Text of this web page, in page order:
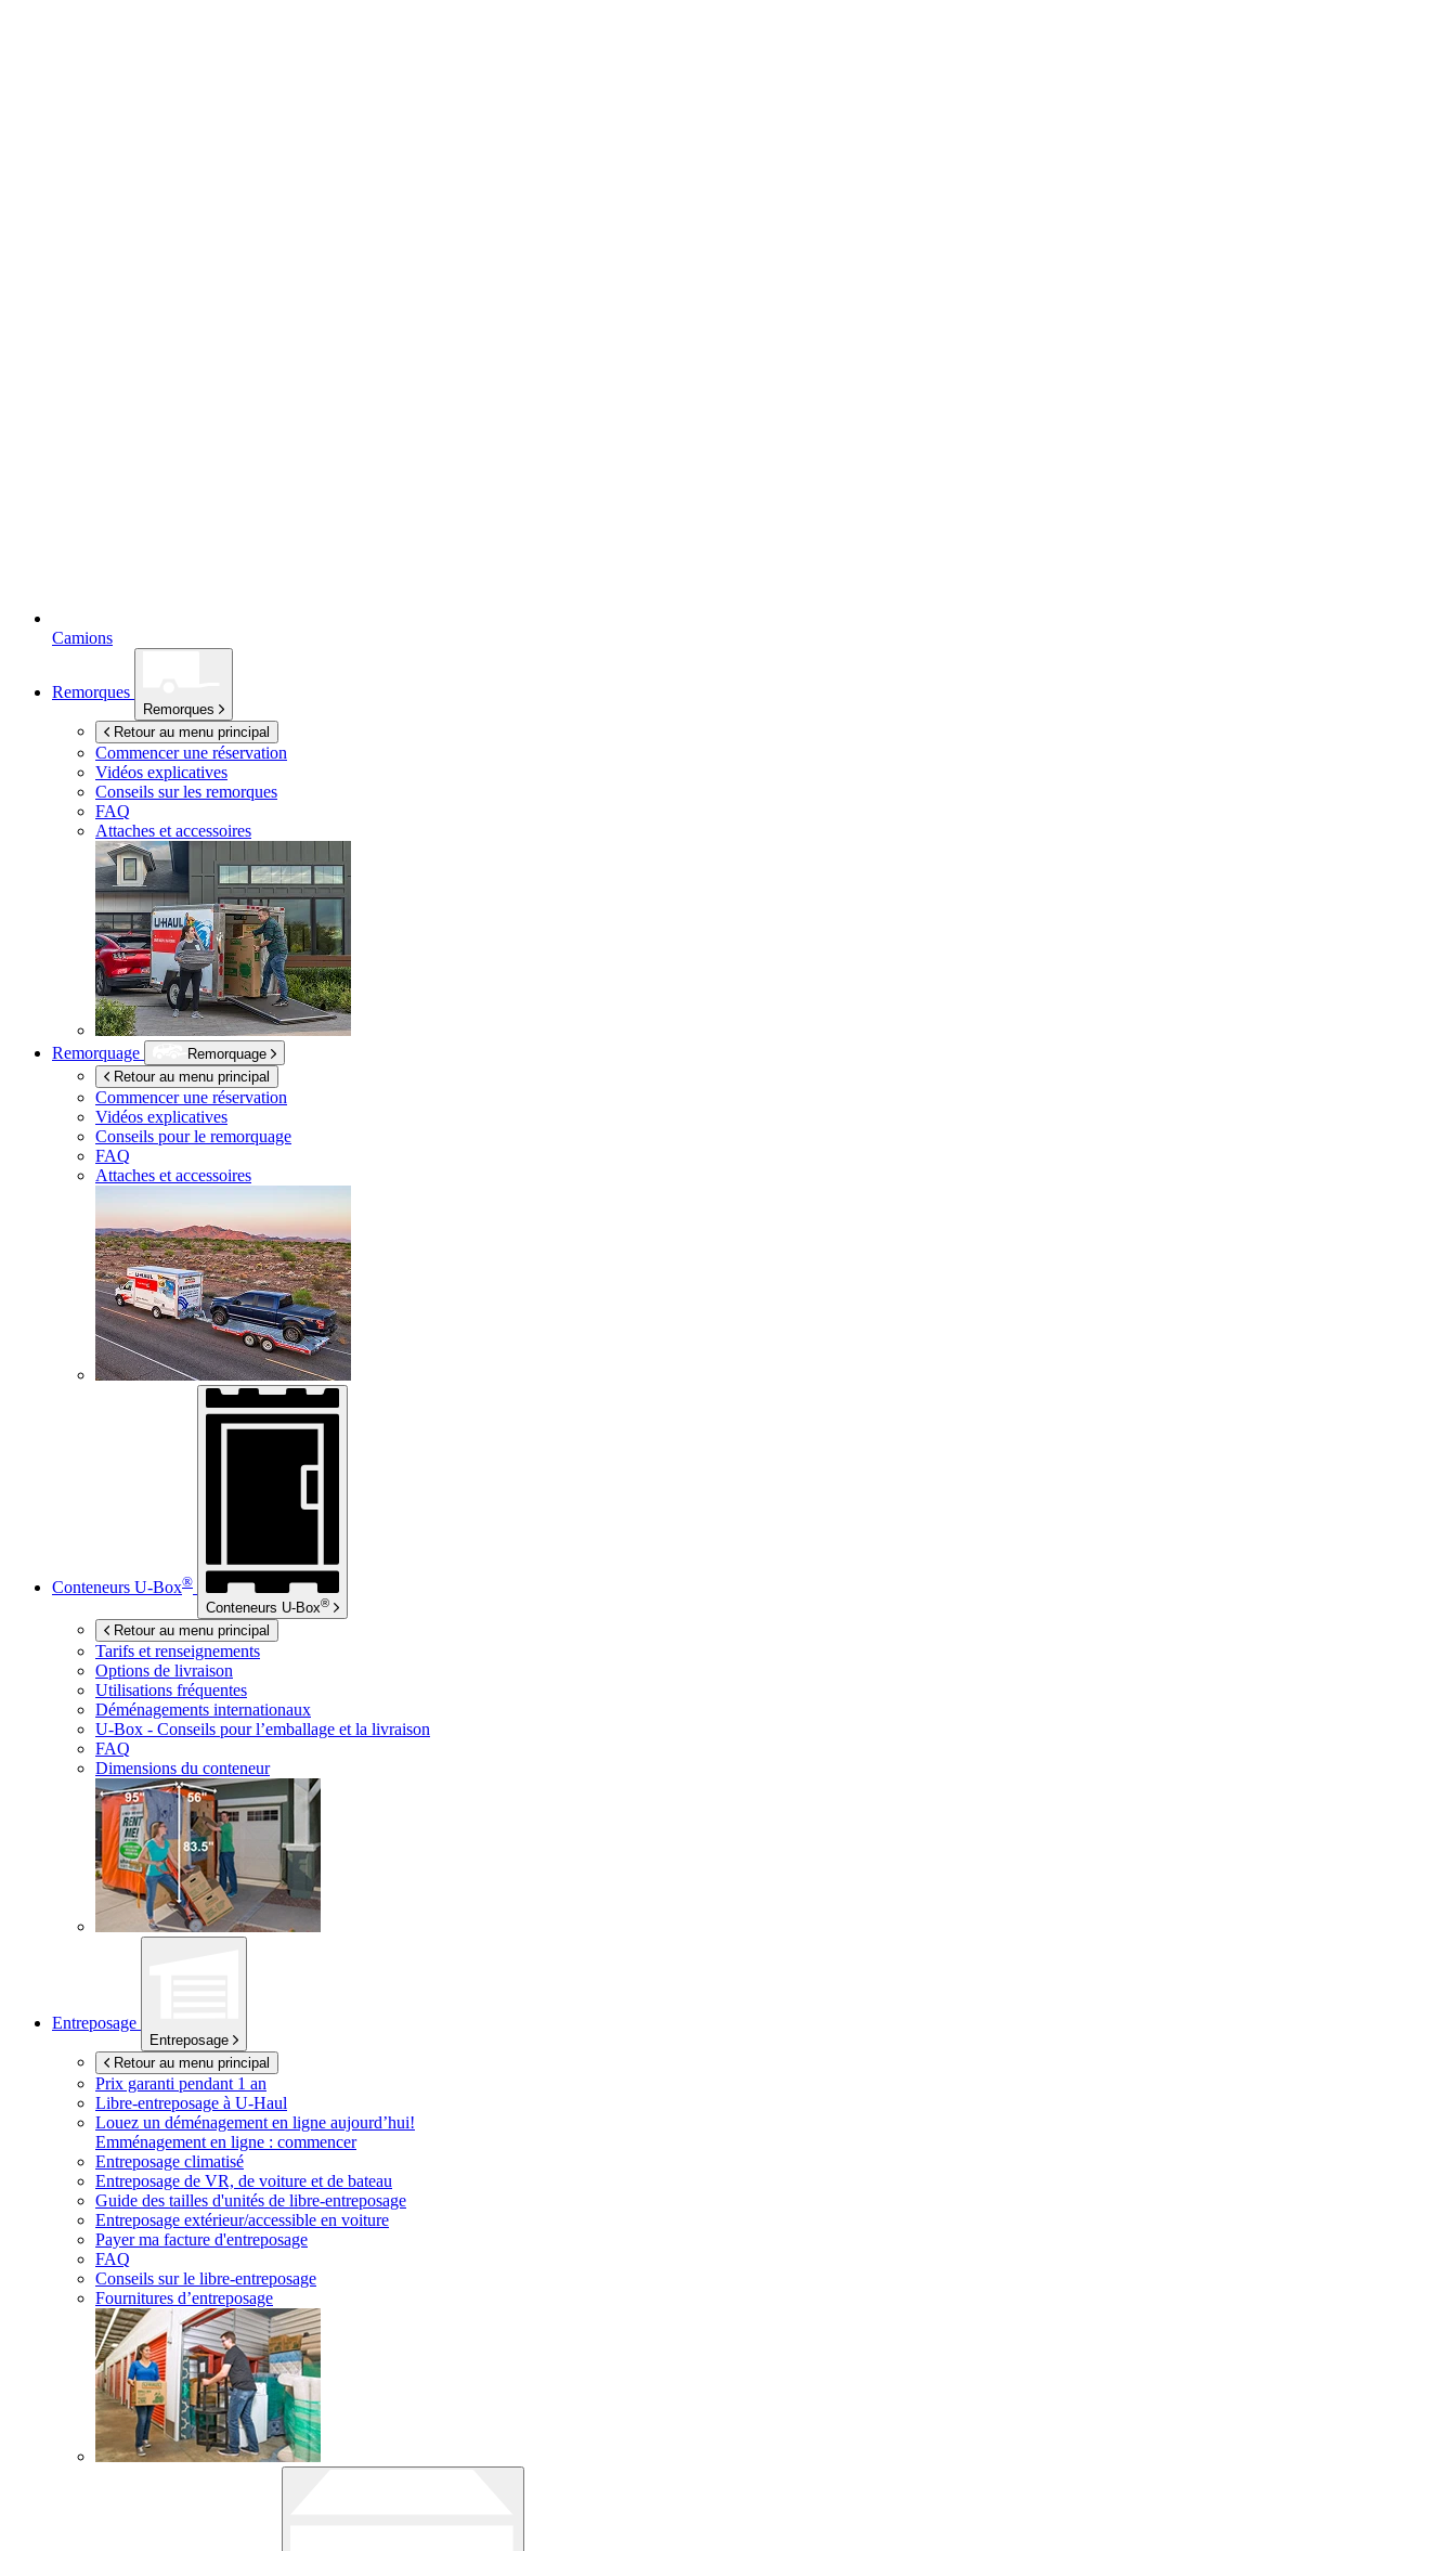
Camions
Remorques
Remorques
Retour au menu principal
Commencer une réservation
Vidéos explicatives
Conseils sur les remorques
FAQ
Attaches et accessoires
Remorquage
Remorquage
Retour au menu principal
Commencer une réservation
Vidéos explicatives
Conseils pour le remorquage
FAQ
Attaches et accessoires
Conteneurs U-Box®
Conteneurs U-Box®
Retour au menu principal
Tarifs et renseignements
Options de livraison
Utilisations fréquentes
Déménagements internationaux
U-Box - Conseils pour l’emballage et la livraison
FAQ
Dimensions du conteneur
Entreposage
Entreposage
Retour au menu principal
Prix garanti pendant 1 an
Libre-entreposage à U-Haul
Louez un déménagement en ligne aujourd’hui!
Emménagement en ligne : commencer
Entreposage climatisé
Entreposage de VR, de voiture et de bateau
Guide des tailles d'unités de libre-entreposage
Entreposage extérieur/accessible en voiture
Payer ma facture d'entreposage
FAQ
Conseils sur le libre-entreposage
Fournitures d’entreposage